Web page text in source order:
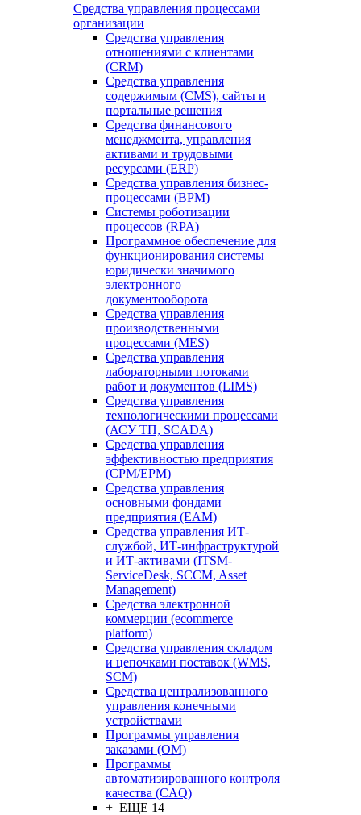
Средства управления процессами
организации
Средства управления
отношениями с клиентами
(CRM)
Средства управления
содержимым (CMS), сайты и
портальные решения
Средства финансового
менеджмента, управления
активами и трудовыми
ресурсами (ERP)
Средства управления бизнес-
процессами (BPM)
Системы роботизации
процессов (RPA)
Программное обеспечение для
функционирования системы
юридически значимого
электронного
документооборота
Средства управления
производственными
процессами (MES)
Средства управления
лабораторными потоками
работ и документов (LIMS)
Средства управления
технологическими процессами
(АСУ ТП, SCADA)
Средства управления
эффективностью предприятия
(CPM/EPM)
Средства управления
основными фондами
предприятия (EAM)
Средства управления ИТ-
службой, ИТ-инфраструктурой
и ИТ-активами (ITSM-
ServiceDesk, SCCM, Asset
Management)
Средства электронной
коммерции (ecommerce
platform)
Средства управления складом
и цепочками поставок (WMS,
SCM)
Средства централизованного
управления конечными
устройствами
Программы управления
заказами (OM)
Программы
автоматизированного контроля
качества (CAQ)
+ ЕЩЕ 14